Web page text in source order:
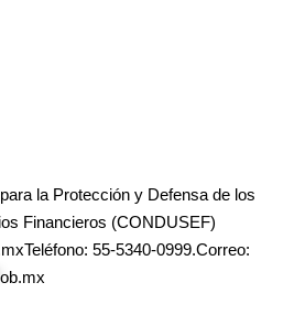
la Protección y Defensa de los
Financieros (CONDUSEF)
55-5340-0999.Correo:
ob.mx